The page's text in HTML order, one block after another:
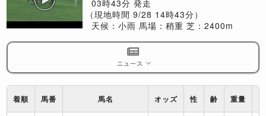
03時43分 発走
（現地時間 9/28 14時43分）
天候：小雨 馬場：稍重 芝：2400m
ニュース
着順 馬番 馬名 オッズ 性 齢 重量